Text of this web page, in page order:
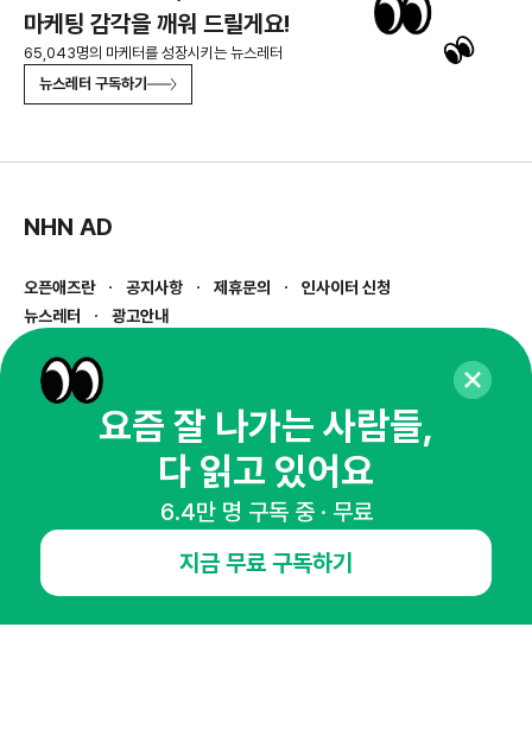
마케팅 감각을 깨워 드릴게요!
65,043명의 마케터를 성장시키는 뉴스레터
뉴스레터 구독하기
NHN AD
오픈애즈란 공지사항 제휴문의
인사이터 신청
뉴스레터
광고안내
경기도 성남시 분당구 대왕판교로645번길 16
사업자등록번호 : 144-81-27690(
통신판매업신고번호 : 2014-경기성남-1023
호스팅서비스사업자 : 오픈애즈
1800-2198
openads@openads.co.kr
이용약관
instagramthreadkakaotalk
요즘 잘 나가는 사람들,
다 읽고 있어요
6.4만 명 구독 중 · 무료
지금 무료 구독하기